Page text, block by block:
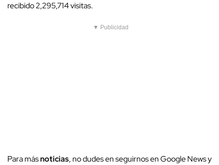
recibido 2,295,714 visitas.
▼ Publicidad
Para másnoticias, no dudes en seguirnos en Google News y